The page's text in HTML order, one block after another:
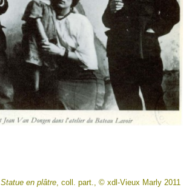
Statue en plâtre, coll. part., © xdl-Vieux Marly 2011